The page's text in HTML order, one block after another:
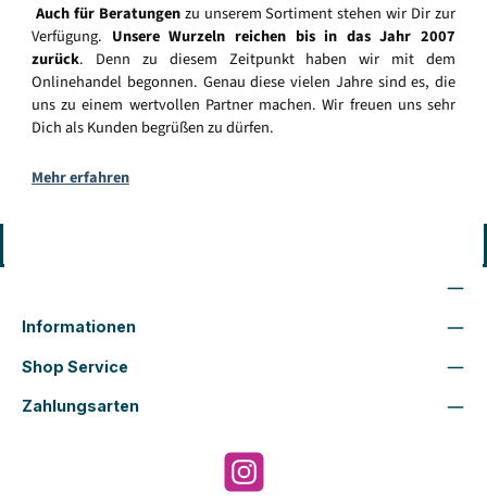
Auch für Beratungenzu unserem Sortiment stehen wir Dir zur
Verfügung. Unsere Wurzeln reichen bis in das Jahr 2007
zurück. Denn zu diesem Zeitpunkt haben wir mit dem
Onlinehandel begonnen. Genau diese vielen Jahre sind es, die
uns zu einem wertvollen Partner machen. Wir freuen uns sehr
Dich als Kunden begrüßen zu dürfen.
Mehr erfahren
Informationen
Shop Service
Zahlungsarten
Instagram